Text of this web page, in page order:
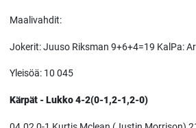
Maalivahdit:
Jokerit: Juuso Riksman 9+6+4=19 KalPa:
Yleisöä: 10 045
Kärpät - Lukko 4-2(0-1,2-1,2-0)